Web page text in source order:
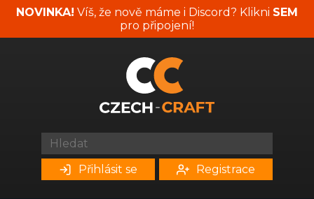
NOVINKA! Víš, že nově máme i Discord? Klikni SEM
pro připojení!
Přihlásit se Registrace